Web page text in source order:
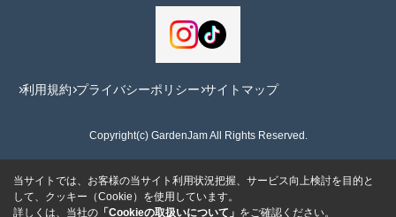
利用規約 プライバシーポリシー サイトマップ
Copyright(c) GardenJam All Rights Reserved.
当サイトでは、お客様の当サイト利用状況把握、サービス向上検討を目的と
して、クッキー（Cookie）を使用しています。
詳しくは、当社の 「Cookieの取扱いについて」 をご確認ください。